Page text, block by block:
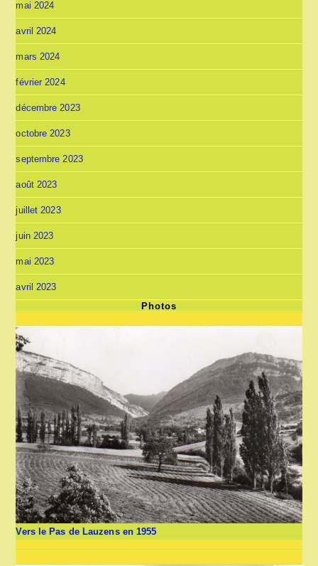
mai 2024
avril 2024
mars 2024
février 2024
décembre 2023
octobre 2023
septembre 2023
août 2023
juillet 2023
juin 2023
mai 2023
avril 2023
Photos
Vers le Pas de Lauzens en 1955